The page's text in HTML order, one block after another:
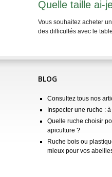
Quelle taille ai-
Vous souhaitez acheter
des difficultés avec le
BLOG
Consultez tous nos
Inspecter une ruche :
Quelle ruche choisir
apiculture ?
Ruche bois ou
mieux pour vos